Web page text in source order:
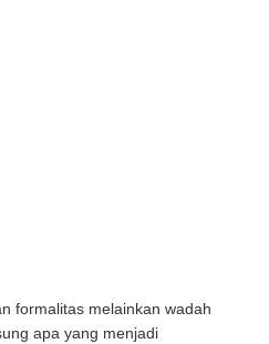
formalitas melainkan wadah
apa yang menjadi